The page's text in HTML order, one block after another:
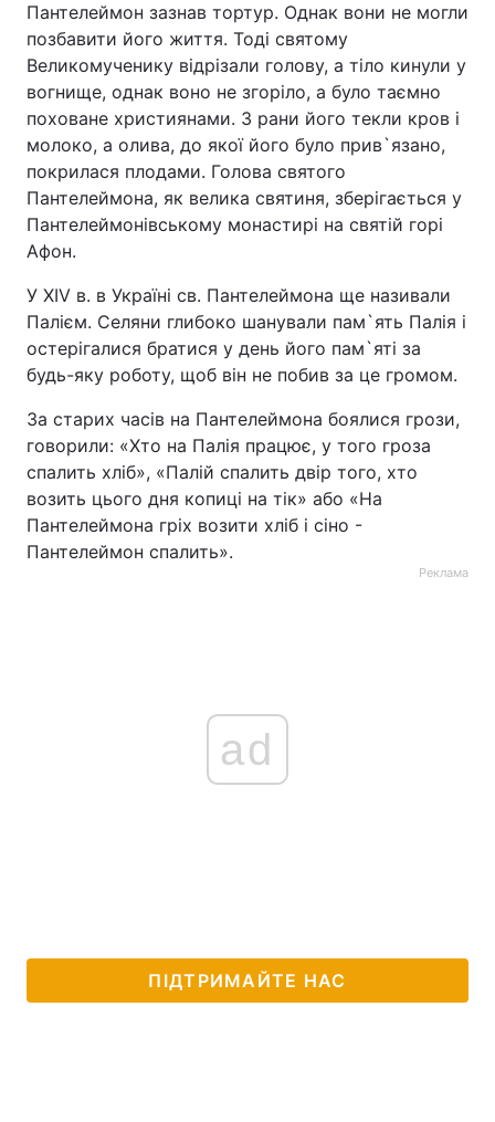
Пантелеймон зазнав тортур. Однак вони не могли
позбавити його життя. Тоді святому
Великомученику відрізали голову, а тіло кинули у
вогнище, однак воно не згоріло, а було таємно
поховане християнами. З рани його текли кров і
молоко, а олива, до якої його було прив`язано,
покрилася плодами. Голова святого
Пантелеймона, як велика святиня, зберігається у
Пантелеймонівському монастирі на святій горі
Афон.
У XIV в. в Україні св. Пантелеймона ще називали
Палієм. Селяни глибоко шанували пам`ять Палія і
остерігалися братися у день його пам`яті за
будь-яку роботу, щоб він не побив за це громом.
За старих часів на Пантелеймона боялися грози,
говорили: «Хто на Палія працює, у того гроза
спалить хліб», «Палій спалить двір того, хто
возить цього дня копиці на тік» або «На
Пантелеймона гріх возити хліб і сіно -
Пантелеймон спалить».
Реклама
ad
ПІДТРИМАЙТЕ НАС